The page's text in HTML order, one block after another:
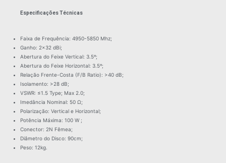
Especificações Técnicas
Faixa de Frequência: 4950-5850 Mhz;
Ganho: 2×32 dBi;
Abertura do Feixe Vertical: 3.5º;
Abertura do Feixe Horizontal: 3.5º;
Relação Frente-Costa (F/B Ratio): >40 dB;
Isolamento: >28 dB;
VSWR: ≤1.5 Type; Max 2.0;
Imedância Nominal: 50 Ω;
Polarização: Vertical e Horizontal;
Potência Máxima: 100 W ;
Conector: 2N Fêmea;
Diâmetro do Disco: 90cm;
Peso: 12kg.